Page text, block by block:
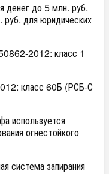
денег до 5 млн. руб.
руб. для юридических
2012: класс 1
класс 60Б (РСБ-С
используется
огнестойкого
система запирания